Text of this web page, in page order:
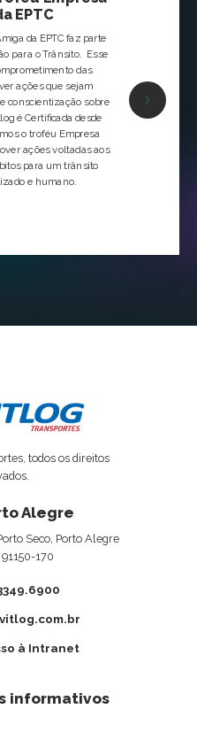
EPTC
da EPTC faz parte
para o Trânsito. Esse
das
ações que sejam
conscientização sobre
é Certificada desde
o troféu Empresa
ações voltadas aos
para um trânsito
e humano.
2016,
todos os direitos
Alegre
Seco, Porto Alegre
170
à Intranet
informativos